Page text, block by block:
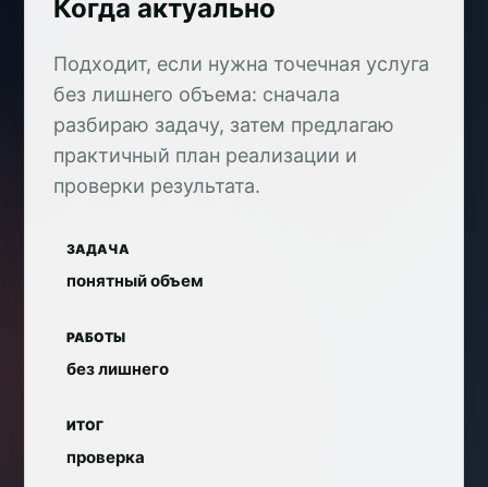
Когда актуально
Подходит, если нужна точечная услуга
без лишнего объема: сначала
разбираю задачу, затем предлагаю
практичный план реализации и
проверки результата.
ЗАДАЧА
понятный объем
РАБОТЫ
без лишнего
ИТОГ
проверка